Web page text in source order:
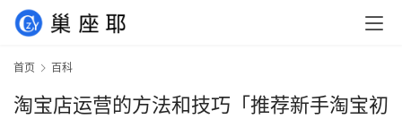
首页 百科
淘宝店运营的方法和技巧「推荐新手淘宝初